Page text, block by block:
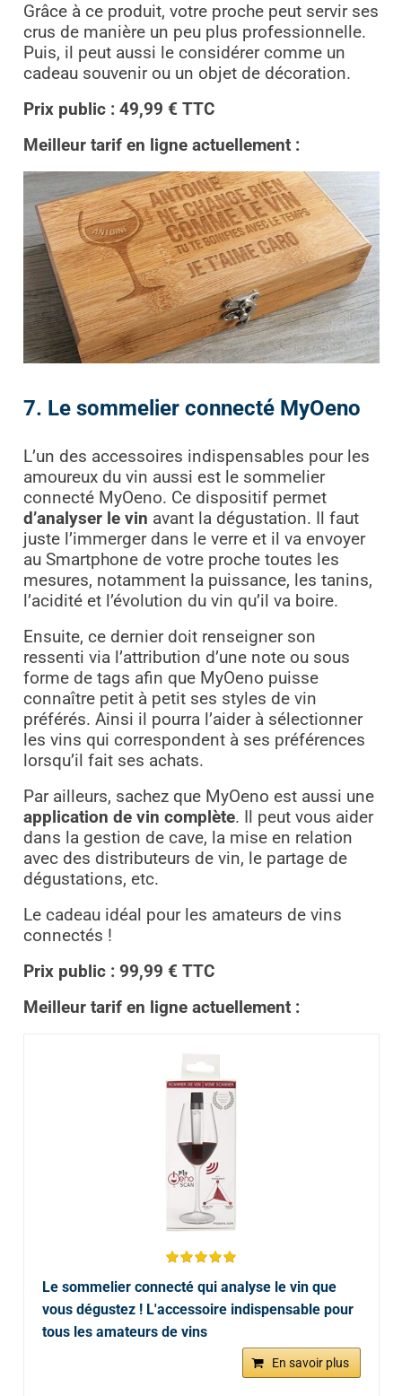
Grâce à ce produit, votre proche peut servir ses
crus de manière un peu plus professionnelle.
Puis, il peut aussi le considérer comme un
cadeau souvenir ou un objet de décoration.
Prix public : 49,99 € TTC
Meilleur tarif en ligne actuellement :
7. Le sommelier connecté MyOeno
L’un des accessoires indispensables pour les
amoureux du vin aussi est le sommelier
connecté MyOeno. Ce dispositif permet
d’analyser le vin avant la dégustation. Il faut
juste l’immerger dans le verre et il va envoyer
au Smartphone de votre proche toutes les
mesures, notamment la puissance, les tanins,
l’acidité et l’évolution du vin qu’il va boire.
Ensuite, ce dernier doit renseigner son
ressenti via l’attribution d’une note ou sous
forme de tags afin que MyOeno puisse
connaître petit à petit ses styles de vin
préférés. Ainsi il pourra l’aider à sélectionner
les vins qui correspondent à ses préférences
lorsqu’il fait ses achats.
Par ailleurs, sachez que MyOeno est aussi une
application de vin complète. Il peut vous aider
dans la gestion de cave, la mise en relation
avec des distributeurs de vin, le partage de
dégustations, etc.
Le cadeau idéal pour les amateurs de vins
connectés !
Prix public : 99,99 € TTC
Meilleur tarif en ligne actuellement :
Le sommelier connecté qui analyse le vin que
vous dégustez ! L'accessoire indispensable pour
tous les amateurs de vins
En savoir plus